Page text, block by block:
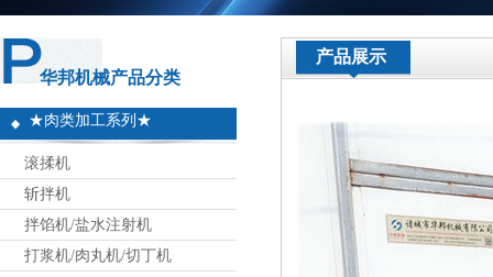
华邦机械产品分类
★肉类加工系列★
滚揉机
斩拌机
拌馅机/盐水注射机
打浆机/肉丸机/切丁机
产品展示